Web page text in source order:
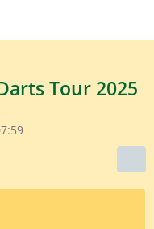
Tour 2025